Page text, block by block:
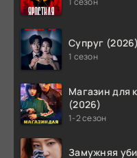
Супруг (2026)
1 сезон
Магазин для
(2026)
1-2 сезон
Замужняя